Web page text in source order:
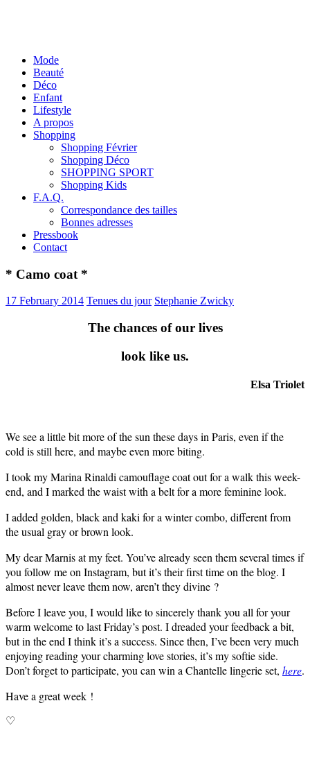
Mode
Beauté
Déco
Enfant
Lifestyle
A propos
Shopping
Shopping Février
Shopping Déco
SHOPPING SPORT
Shopping Kids
F.A.Q.
Correspondance des tailles
Bonnes adresses
Pressbook
Contact
* Camo coat *
17 February 2014 Tenues du jour Stephanie Zwicky
The chances of our lives
look like us.
Elsa Triolet
We see a little bit more of the sun these days in Paris, even if the
cold is still here, and maybe even more biting.
I took my Marina Rinaldi camouflage coat out for a walk this week-
end, and I marked the waist with a belt for a more feminine look.
I added golden, black and kaki for a winter combo, different from
the usual gray or brown look.
My dear Marnis at my feet. You’ve already seen them several times if
you follow me on Instagram, but it’s their first time on the blog. I
almost never leave them now, aren’t they divine ?
Before I leave you, I would like to sincerely thank you all for your
warm welcome to last Friday’s post. I dreaded your feedback a bit,
but in the end I think it’s a success. Since then, I’ve been very much
enjoying reading your charming love stories, it’s my softie side.
Don’t forget to participate, you can win a Chantelle lingerie set, here.
Have a great week !
♡